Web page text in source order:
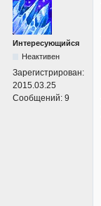
Интересующийся
Неактивен
Зарегистрирован:
2015.03.25
Сообщений: 9